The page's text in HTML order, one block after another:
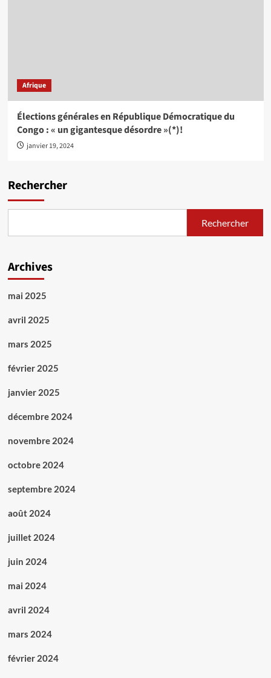
Afrique
Élections générales en République Démocratique du
Congo : « un gigantesque désordre »(*)!
janvier 19, 2024
Rechercher
Rechercher
Archives
mai 2025
avril 2025
mars 2025
février 2025
janvier 2025
décembre 2024
novembre 2024
octobre 2024
septembre 2024
août 2024
juillet 2024
juin 2024
mai 2024
avril 2024
mars 2024
février 2024